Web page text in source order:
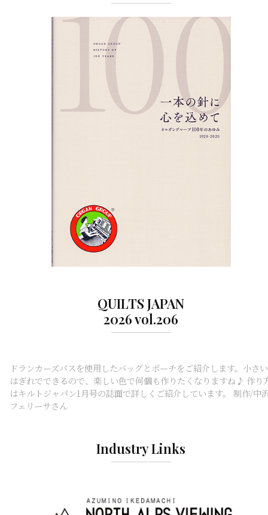
QUILTS JAPAN
2026 vol.206
ドランカーズパスを使用したバッグとポーチをご紹介します。小さい
はぎれでできるので、楽しい色で何個も作りたくなりますね♪ 作り
はキルトジャパン1月号の誌面で詳しくご紹介しています。 制作/中
フェリーサさん
Industry Links